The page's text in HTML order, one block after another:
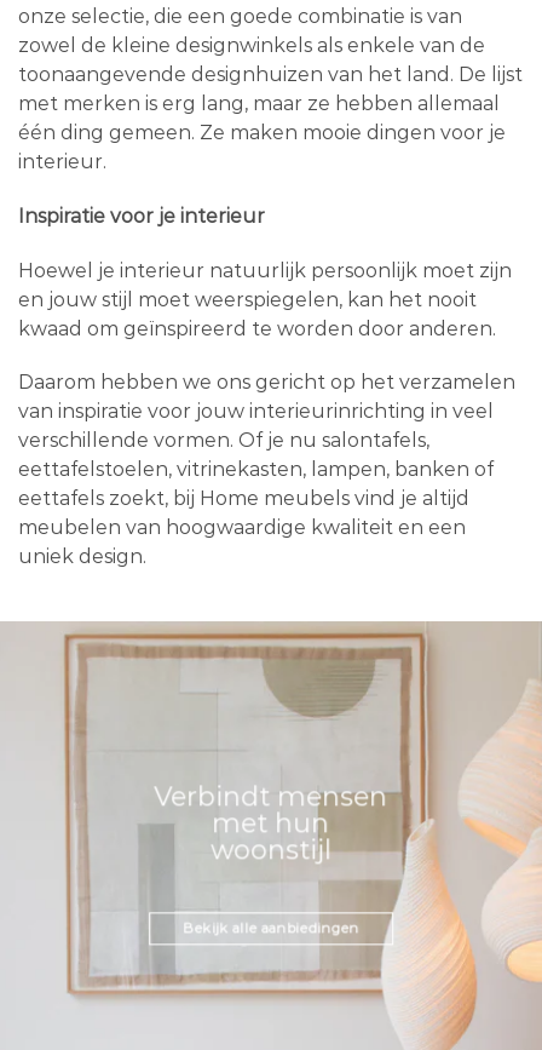
onze selectie, die een goede combinatie is van
zowel de kleine designwinkels als enkele van de
toonaangevende designhuizen van het land. De lijst
met merken is erg lang, maar ze hebben allemaal
één ding gemeen. Ze maken mooie dingen voor je
interieur.
Inspiratie voor je interieur
Hoewel je interieur natuurlijk persoonlijk moet zijn
en jouw stijl moet weerspiegelen, kan het nooit
kwaad om geïnspireerd te worden door anderen.
Daarom hebben we ons gericht op het verzamelen
van inspiratie voor jouw interieurinrichting in veel
verschillende vormen. Of je nu salontafels,
eettafelstoelen, vitrinekasten, lampen, banken of
eettafels zoekt, bij Home meubels vind je altijd
meubelen van hoogwaardige kwaliteit en een
uniek design.
Verbindt mensen
met hun
woonstijl
Bekijk alle aanbiedingen